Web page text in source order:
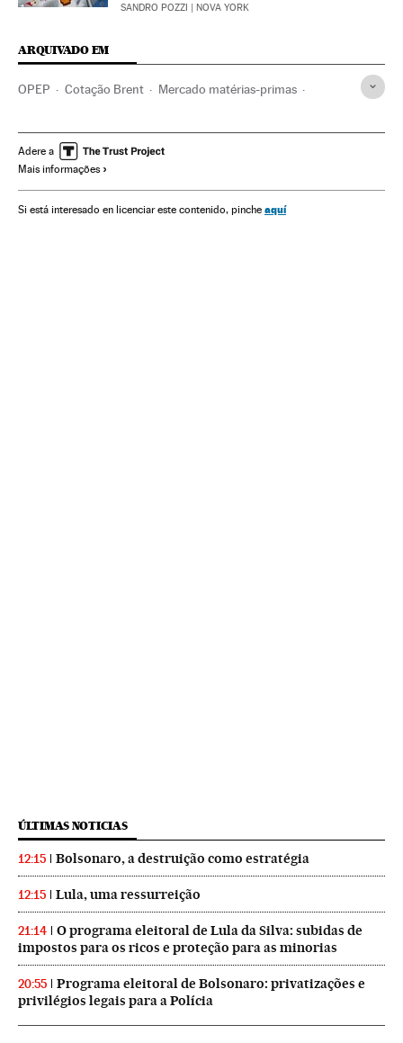
SANDRO POZZI | NOVA YORK
ARQUIVADO EM
OPEP Cotação Brent Mercado matérias-primas
Combustíveis fósseis Oriente médio
Matérias-primas
Organizações internacionais Energia não renovável
Adere a
Mais informações
Si está interesado en licenciar este contenido, pinche aquí
ÚLTIMAS NOTICIAS
12:15 Bolsonaro, a destruição como estratégia
12:15 Lula, uma ressurreição
21:14
O programa eleitoral de Lula da Silva: subidas de
impostos para os ricos e proteção para as minorias
20:55
Programa eleitoral de Bolsonaro: privatizações e
privilégios legais para a Polícia